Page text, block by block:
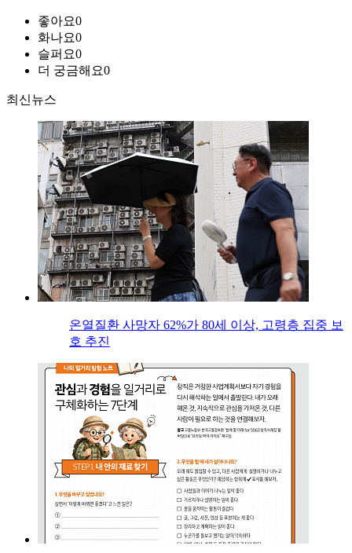
좋아요0
화나요0
슬퍼요0
더 궁금해요0
최신뉴스
온열질환 사망자 62%가 80세 이상, 고령층 집중 보
호 추진